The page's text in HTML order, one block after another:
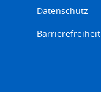
Datenschutz
Barrierefreiheit